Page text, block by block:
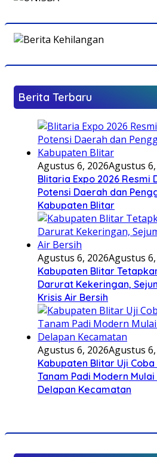
Berita Terbaru
Agustus 6, 2026Agustus
Blitaria Expo 2026 Resmi
Potensi Daerah dan
Kabupaten Blitar
Agustus 6, 2026Agustus
Kabupaten Blitar
Darurat Kekeringan,
Krisis Air Bersih
Agustus 6, 2026Agustus
Kabupaten Blitar Uji Coba
Tanam Padi Modern
Delapan Kecamatan